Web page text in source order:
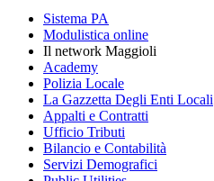
Sistema PA
Modulistica online
Il network Maggioli
Academy
Polizia Locale
La Gazzetta Degli Enti Locali
Appalti e Contratti
Ufficio Tributi
Bilancio e Contabilità
Servizi Demografici